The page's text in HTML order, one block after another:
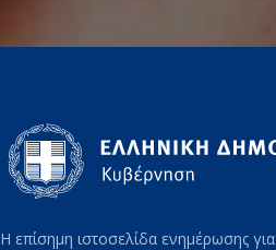
Η επίσημη ιστοσελίδα ενημέρωσης